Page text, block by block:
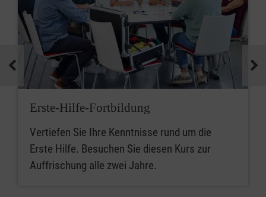
Erste-Hilfe-Fortbildung
Vertiefen Sie Ihre Kenntnisse rund um die
Erste Hilfe. Besuchen Sie diesen Kurs zur
Auffrischung alle zwei Jahre.